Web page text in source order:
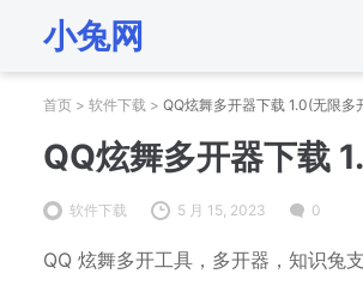
小兔网
首页 > 软件下载 > QQ炫舞多开器下载 1.0(无限多
QQ炫舞多开器下载
软件下载 5 月 15, 2023 0
QQ 炫舞多开工具，多开器，知识兔